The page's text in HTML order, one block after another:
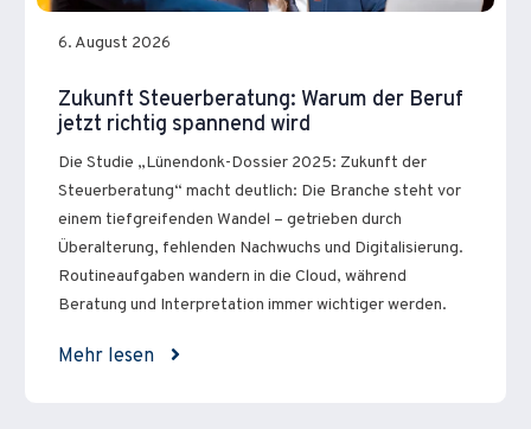
6. August 2026
Zukunft Steuerberatung: Warum der Beruf
jetzt richtig spannend wird
Die Studie „Lünendonk-Dossier 2025: Zukunft der
Steuerberatung“ macht deutlich: Die Branche steht vor
einem tiefgreifenden Wandel – getrieben durch
Überalterung, fehlenden Nachwuchs und Digitalisierung.
Routineaufgaben wandern in die Cloud, während
Beratung und Interpretation immer wichtiger werden.
Mehr lesen